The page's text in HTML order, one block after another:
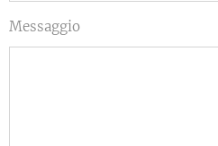
Messaggio